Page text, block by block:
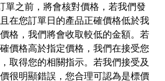
單之前，將會核對價格，若我們發
在您訂單日的產品正確價格低於我
格，我們將會收取較低的金額。若
價格高於指定價格，我們在接受您
取得您的相關指示。若我們接受及
很明顯錯誤，您合理可認為是標價